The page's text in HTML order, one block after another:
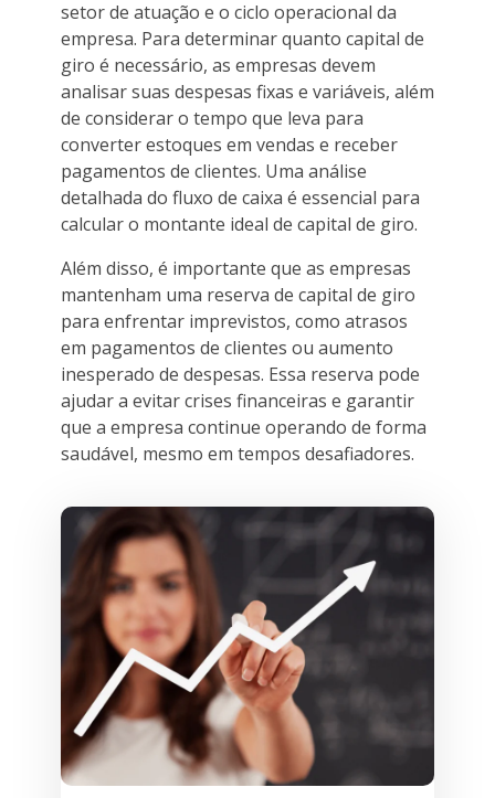
setor de atuação e o ciclo operacional da
empresa. Para determinar quanto capital de
giro é necessário, as empresas devem
analisar suas despesas fixas e variáveis, além
de considerar o tempo que leva para
converter estoques em vendas e receber
pagamentos de clientes. Uma análise
detalhada do fluxo de caixa é essencial para
calcular o montante ideal de capital de giro.
Além disso, é importante que as empresas
mantenham uma reserva de capital de giro
para enfrentar imprevistos, como atrasos
em pagamentos de clientes ou aumento
inesperado de despesas. Essa reserva pode
ajudar a evitar crises financeiras e garantir
que a empresa continue operando de forma
saudável, mesmo em tempos desafiadores.